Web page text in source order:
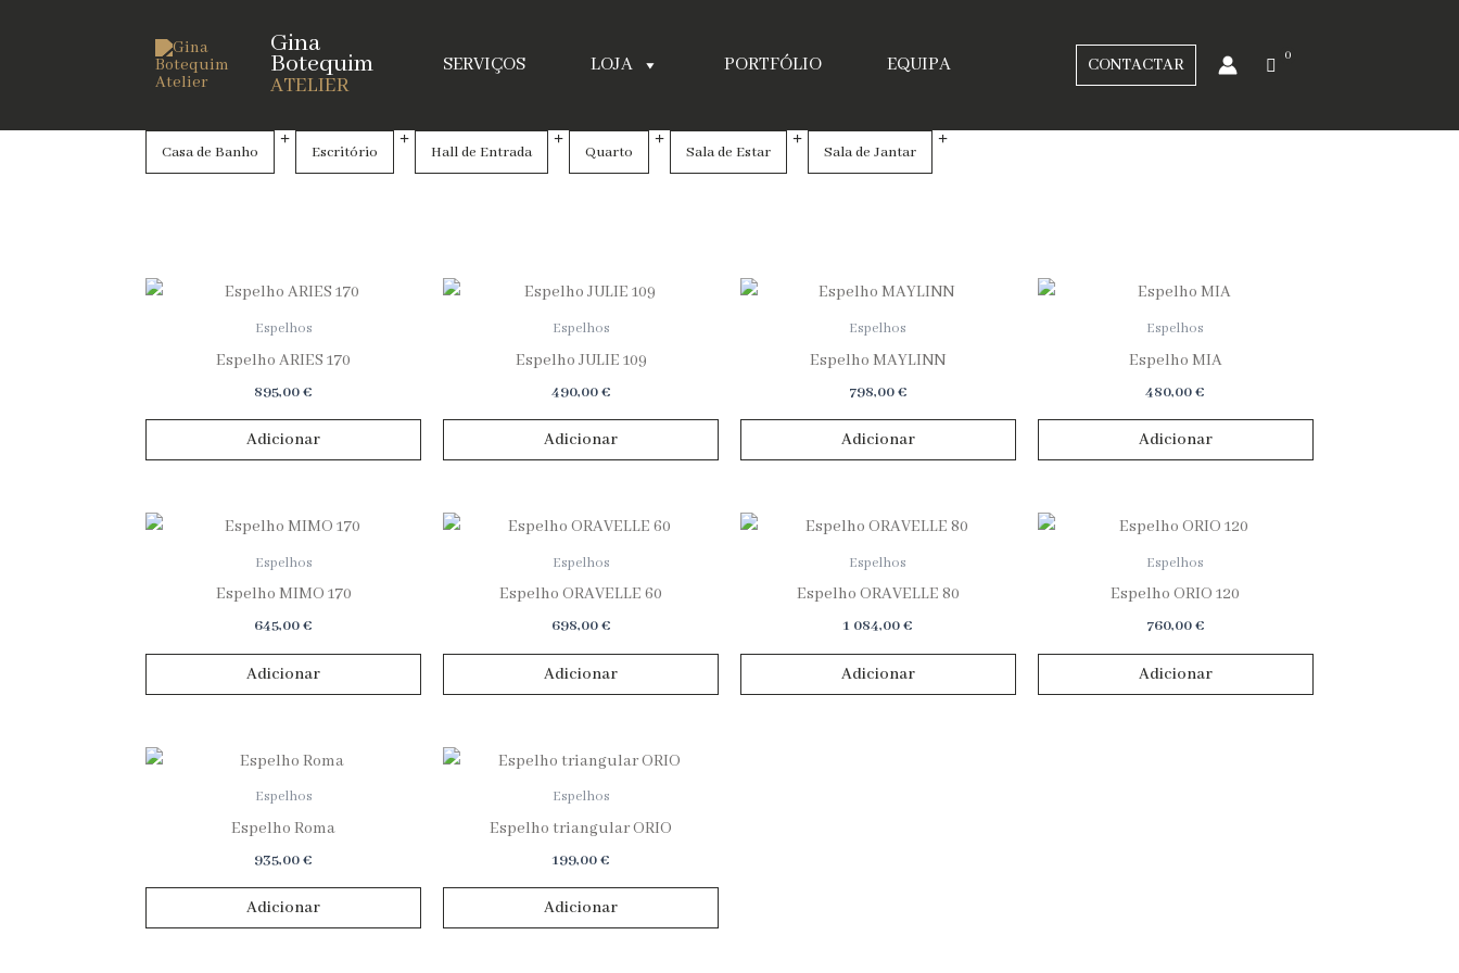
Gina
Botequim
ATELIER
SERVIÇOS LOJA PORTFÓLIO EQUIPA CONTACTAR
Casa de Banho Escritório Hall de Entrada Quarto Sala de Estar Sala de Jantar
Espelhos
Espelho ARIES 170
895,00€
Adicionar
Espelhos
Espelho JULIE 109
490,00€
Adicionar
Espelhos
Espelho MAYLINN
798,00€
Adicionar
Espelhos
Espelho MIA
480,00€
Adicionar
Espelhos
Espelho MIMO 170
645,00€
Adicionar
Espelhos
Espelho ORAVELLE 60
698,00€
Adicionar
Espelhos
Espelho ORAVELLE 80
1 084,00€
Adicionar
Espelhos
Espelho ORIO 120
760,00€
Adicionar
Espelhos
Espelho Roma
935,00€
Adicionar
Espelhos
Espelho triangular ORIO
199,00€
Adicionar